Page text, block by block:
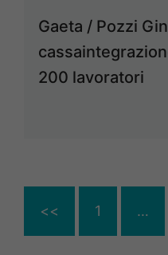
Gaeta / Pozzi
200 lavoratori
<< 1 …